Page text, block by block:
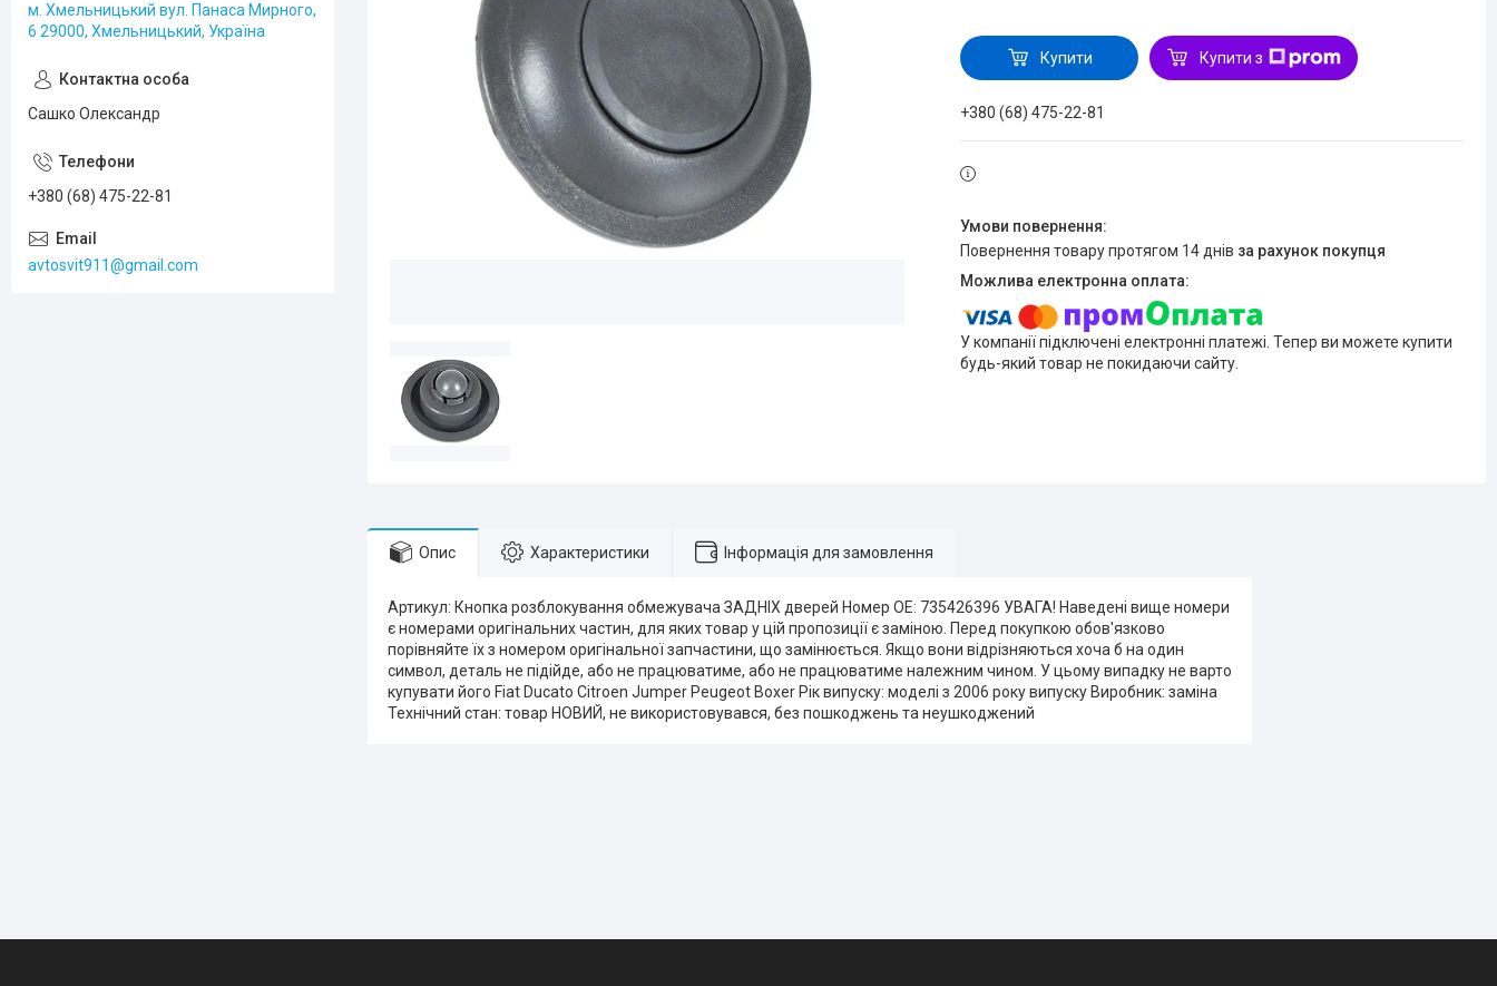
Купити Купити з
+380 (68) 475-22-81
повернення товару протягом 14 днів за рахунок покупця
У компанії підключені електронні платежі. Тепер ви можете купити
будь-який товар не покидаючи сайту.
Опис Характеристики Інформація для замовлення
Артикул: Кнопка розблокування обмежувача ЗАДНІХ дверей Номер OE: 735426396 УВАГА! Наведені вище номери
є номерами оригінальних частин, для яких товар у цій пропозиції є заміною. Перед покупкою обов'язково
порівняйте їх з номером оригінальної запчастини, що замінюється. Якщо вони відрізняються хоча б на один
символ, деталь не підійде, або не працюватиме, або не працюватиме належним чином. У цьому випадку не варто
купувати його Fiat Ducato Citroen Jumper Peugeot Boxer Рік випуску: моделі з 2006 року випуску Виробник: заміна
Технічний стан: товар НОВИЙ, не використовувався, без пошкоджень та неушкоджений
м. Хмельницький вул. Панаса Мирного,
6 29000, Хмельницький, Україна
Сашко Олександр
+380 (68) 475-22-81
avtosvit911@gmail.com